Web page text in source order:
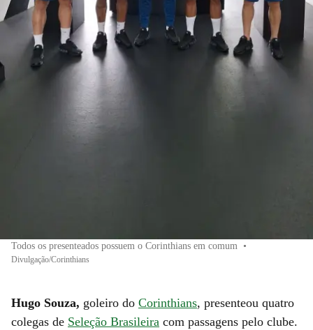
Todos os presenteados possuem o Corinthians em comum •
Divulgação/Corinthians
Hugo Souza, goleiro do Corinthians, presenteou quatro
colegas de Seleção Brasileira com passagens pelo clube.